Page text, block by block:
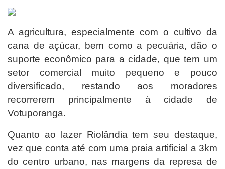
A agricultura, especialmente com o cultivo da
cana de açúcar, bem como a pecuária, dão o
suporte econômico para a cidade, que tem um
setor comercial muito pequeno e pouco
diversificado, restando aos moradores
recorrerem principalmente à cidade de
Votuporanga.
Quanto ao lazer Riolândia tem seu destaque,
vez que conta até com uma praia artificial a 3km
do centro urbano, nas margens da represa de